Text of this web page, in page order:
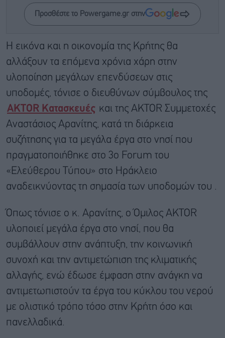
Προσθέστε το Powergame.gr στην
Η εικόνα και η οικονομία της Κρήτης θα
αλλάξουν τα επόμενα χρόνια χάρη στην
υλοποίηση μεγάλων επενδύσεων στις
υποδομές, τόνισε ο διευθύνων σύμβουλος της
AKTOR Κατασκευές και της AKTOR Συμμετοχές
Αναστάσιος Αρανίτης, κατά τη διάρκεια
συζήτησης για τα μεγάλα έργα στο νησί που
πραγματοποιήθηκε στο 3ο Forum του
«Ελεύθερου Τύπου» στο Ηράκλειο
αναδεικνύοντας τη σημασία των υποδομών του .
Όπως τόνισε ο κ. Αρανίτης, ο Όμιλος AKTOR
υλοποιεί μεγάλα έργα στο νησί, που θα
συμβάλλουν στην ανάπτυξη, την κοινωνική
συνοχή και την αντιμετώπιση της κλιματικής
αλλαγής, ενώ έδωσε έμφαση στην ανάγκη να
αντιμετωπιστούν τα έργα του κύκλου του νερού
με ολιστικό τρόπο τόσο στην Κρήτη όσο και
πανελλαδικά.